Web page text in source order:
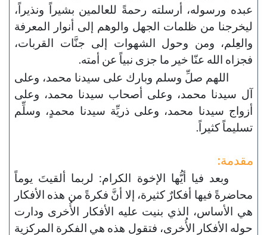
عبده ورسوله، أرسلته رحمةً للعالمين بشيراً ونذيراً،
ليخرجنا من ظلمات الجهل والوهم إلى أنوار المعرفة
والعِلم، ومن وحول الشهوات إلى جنَّات القربات،
فجزاه الله عنّا خير ما جزى نبياً عن أمته.
اللهم صلِّ وسلم وبارك على سيدنا محمد، وعلى
آل سيدنا محمد، وعلى أصحاب سيدنا محمد، وعلى
أزواج سيدنا محمد، وعلى ذريِّة سيدنا محمدٍ، وسلِّم
تسليماً كثيراً.
مقدمة:
وبعد فيا أيُّها الإخوة الكرام: لربما ألقيتَ يوماً
محاضرةً فيها أفكارٌ كثيرة، إلا أنَّ فكرةً من هذه الأفكار
هي الأساس، الذي بنيت عليه الأفكار الأُخرى ودارت
حوله الأفكار الأُخرى، فتقول هذه هي الفكرة المركزية